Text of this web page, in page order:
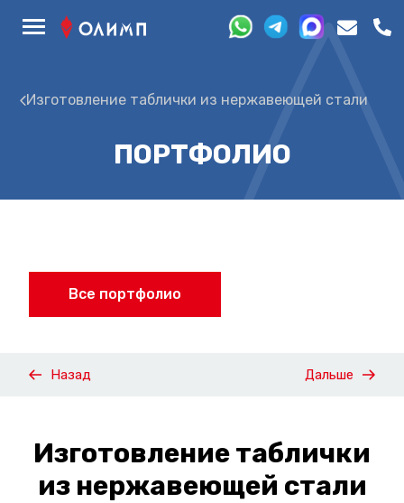
Изготовление таблички из нержавеющей стали
ПОРТФОЛИО
Все портфолио
Назад Дальше
Изготовление таблички
из нержавеющей стали